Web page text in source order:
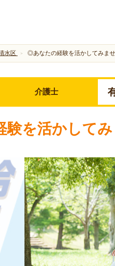
水区 ◎あなたの経験を活かしてみま
介護士
を活かしてみ